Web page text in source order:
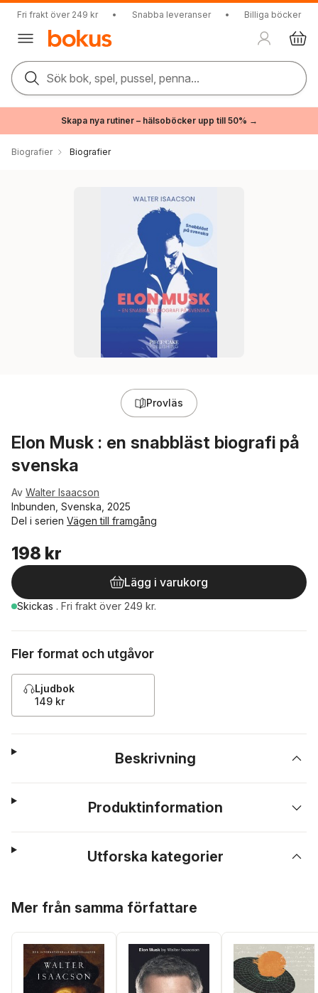
Fri frakt över 249 kr • Snabba leveranser • Billiga böcker
Sök bok, spel, pussel, penna...
Skapa nya rutiner – hälsoböcker upp till 50% →
Biografier Biografier
Provläs
Elon Musk : en snabbläst biografi på
svenska
Av Walter Isaacson
Inbunden, Svenska, 2025
Del i serien Vägen till framgång
198 kr
Lägg i varukorg
Skickas . Fri frakt över 249 kr.
Fler format och utgåvor
Ljudbok
149 kr
Beskrivning
Produktinformation
Utforska kategorier
Mer från samma författare